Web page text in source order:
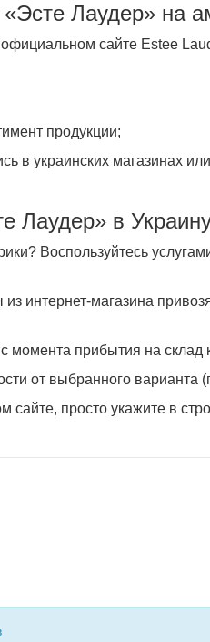
«Эсте Лаудер» на
официальном сайте Estee
продукции;
в украинских магазинах
Лаудер» в
? Воспользуйтесь
интернет-магазина
прибытия на склад
от выбранного варианта
сайте, просто укажите в